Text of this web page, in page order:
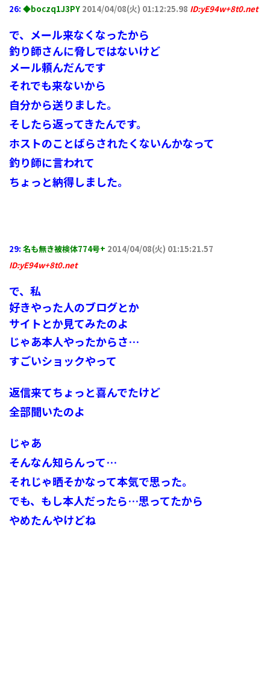
26: ◆boczq1J3PY 2014/04/08(火) 01:12:25.98 ID:yE94w+8t0.net
で、メール来なくなったから
釣り師さんに脅しではないけど
メール頼んだんです
それでも来ないから
自分から送りました。
そしたら返ってきたんです。
ホストのことばらされたくないんかなって
釣り師に言われて
ちょっと納得しました。
29: 名も無き被検体774号+ 2014/04/08(火) 01:15:21.57
ID:yE94w+8t0.net
で、私
好きやった人のブログとか
サイトとか見てみたのよ
じゃあ本人やったからさ…
すごいショックやって
返信来てちょっと喜んでたけど
全部聞いたのよ
じゃあ
そんなん知らんって…
それじゃ晒そかなって本気で思った。
でも、もし本人だったら…思ってたから
やめたんやけどね